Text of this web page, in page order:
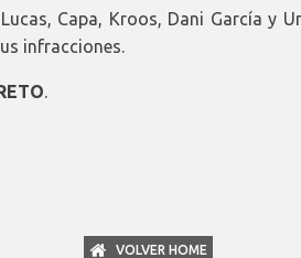
Capa, Kroos, Dani García y
infracciones.
VOLVER HOME